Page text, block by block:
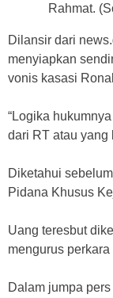
Rahmat.
Dilansir dari
menyiapkan
vonis kasasi
“Logika
dari RT atau yang
Diketahui
Pidana Khusus
Uang teresbut
mengurus
Dalam jumpa